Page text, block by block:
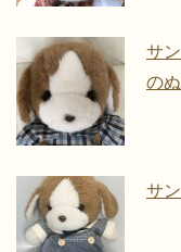
サ
の
サ